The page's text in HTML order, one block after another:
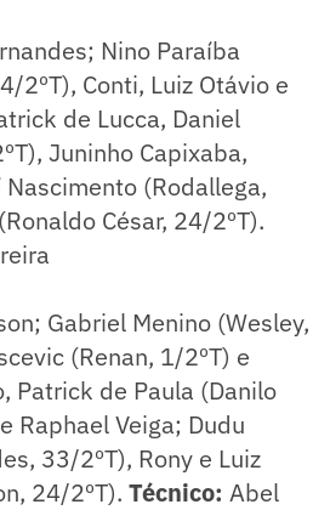
Nino Paraíba
2ºT), Conti, Luiz Otávio e
de Lucca, Daniel
Juninho Capixaba,
Nascimento (Rodallega,
César, 24/2ºT).
Gabriel Menino (Wesley,
(Renan, 1/2ºT) e
Patrick de Paula (Danilo
Raphael Veiga; Dudu
33/2ºT), Rony e Luiz
24/2ºT). Técnico: Abel